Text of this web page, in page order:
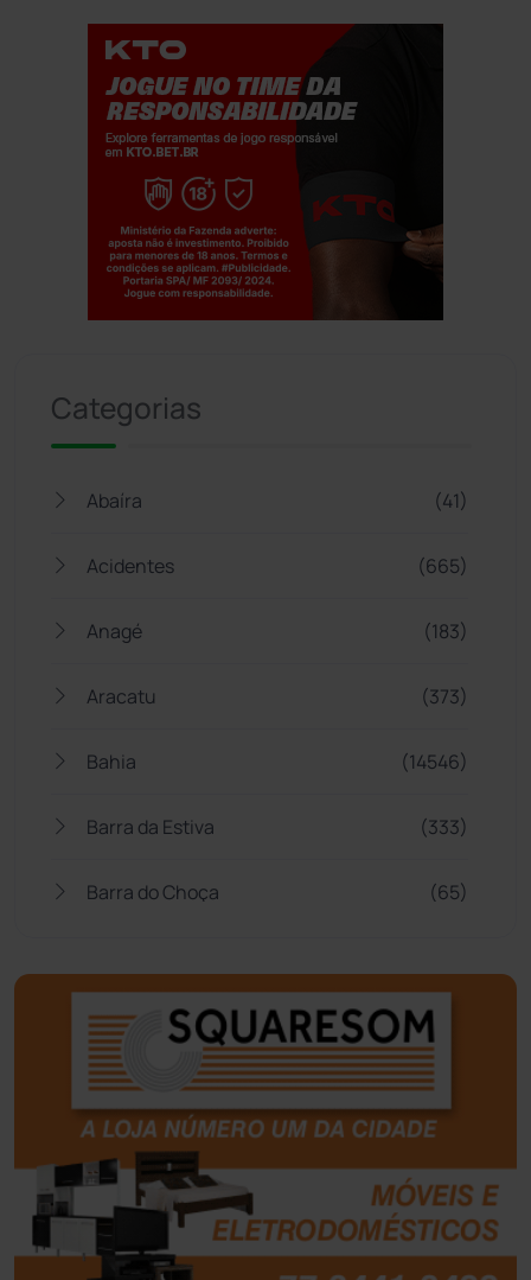
Categorias
Abaíra (41)
Acidentes (665)
Anagé (183)
Aracatu (373)
Bahia (14546)
Barra da Estiva (333)
Barra do Choça (65)
Bom Jesus da Lapa (510)
Boquira (152)
Botuporã
Brasil (7680)